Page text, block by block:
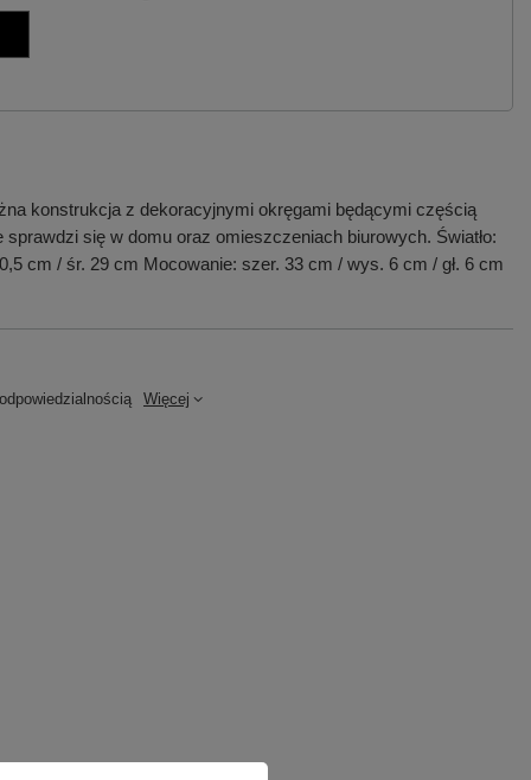
konstrukcja z dekoracyjnymi okręgami będącymi częścią
się w domu oraz omieszczeniach biurowych. Światło:
cm / śr. 29 cm Mocowanie: szer. 33 cm / wys. 6 cm / gł. 6 cm
Więcej